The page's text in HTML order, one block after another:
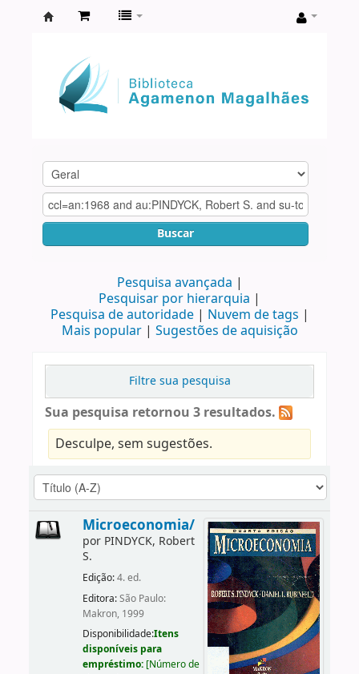
Agamenon
Magalhães
Buscar
Pesquisa avançada
Pesquisar por hierarquia
Pesquisa de autoridade
Nuvem de tags
Mais popular
Sugestões de aquisição
Filtre sua pesquisa
Sua pesquisa retornou 3 resultados.
Desculpe, sem sugestões.
Microeconomia/
por PINDYCK, Robert
S.
Edição:4. ed.
Editora:São Paulo:
Makron, 1999
Disponibilidade:Itens
disponíveis para
empréstimo: [Número de